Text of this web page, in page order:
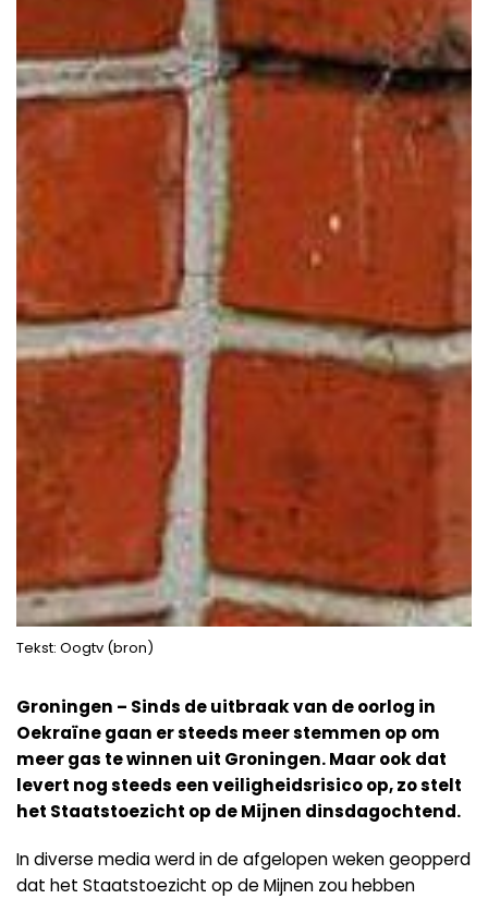
Tekst: Oogtv (bron)
Groningen – Sinds de uitbraak van de oorlog in
Oekraïne gaan er steeds meer stemmen op om
meer gas te winnen uit Groningen. Maar ook dat
levert nog steeds een veiligheidsrisico op, zo stelt
het Staatstoezicht op de Mijnen dinsdagochtend.
In diverse media werd in de afgelopen weken geopperd
dat het Staatstoezicht op de Mijnen zou hebben